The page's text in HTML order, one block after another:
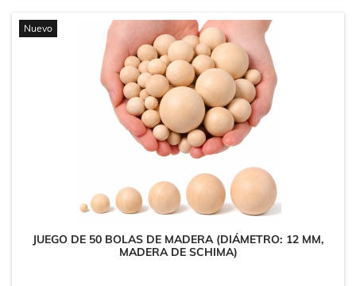
Nuevo
JUEGO DE 50 BOLAS DE MADERA (DIÁMETRO: 12 MM,
MADERA DE SCHIMA)